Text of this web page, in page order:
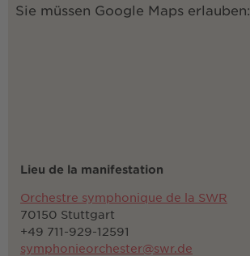
Sie müssen Google Maps erlauben:
Lieu de la manifestation
Orchestre symphonique de la SWR
70150 Stuttgart
+49 711-929-12591
symphonieorchester@swr.de